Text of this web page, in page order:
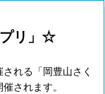
プリ」☆
れる「岡豊山さく
されます。